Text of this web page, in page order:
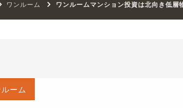
ワンルーム ワンルームマンション投資は北向き低層
ーム